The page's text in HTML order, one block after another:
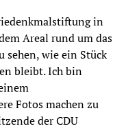
in
Areal rund um das
sehen, wie ein Stück
bleibt. Ich bin
Fotos machen zu
der CDU